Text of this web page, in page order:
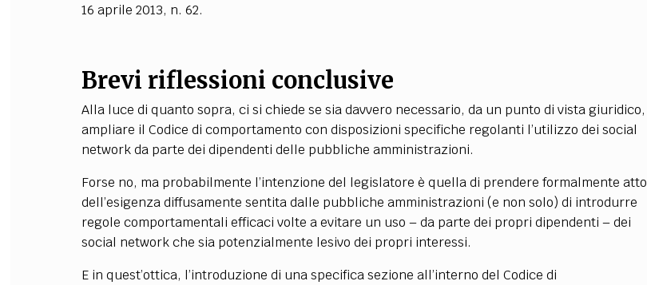
16 aprile 2013, n. 62.
Brevi riflessioni conclusive
Alla luce di quanto sopra, ci si chiede se sia davvero necessario, da un punto di vista giuridico,
ampliare il Codice di comportamento con disposizioni specifiche regolanti l’utilizzo dei social
network da parte dei dipendenti delle pubbliche amministrazioni.
Forse no, ma probabilmente l’intenzione del legislatore è quella di prendere formalmente atto
dell’esigenza diffusamente sentita dalle pubbliche amministrazioni (e non solo) di introdurre
regole comportamentali efficaci volte a evitare un uso – da parte dei propri dipendenti – dei
social network che sia potenzialmente lesivo dei propri interessi.
E in quest’ottica, l’introduzione di una specifica sezione all’interno del Codice di